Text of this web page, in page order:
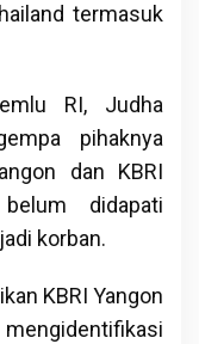
termasuk
RI, Judha
pihaknya
dan KBRI
didapati
korban.
KBRI Yangon